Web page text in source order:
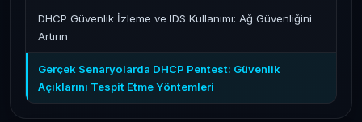
DHCP Güvenlik İzleme ve IDS Kullanımı: Ağ Güvenliğini
Artırın
Gerçek Senaryolarda DHCP Pentest: Güvenlik
Açıklarını Tespit Etme Yöntemleri